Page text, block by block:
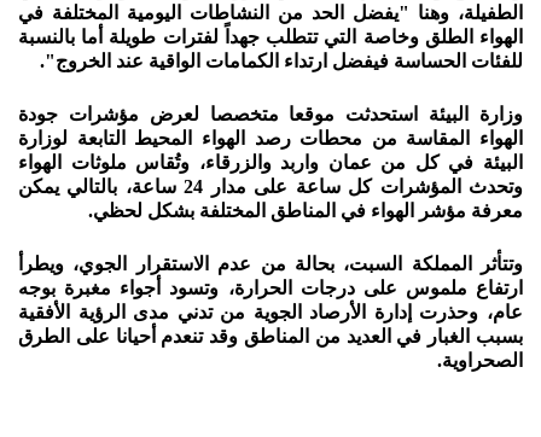
الطفيلة، وهنا "يفضل الحد من النشاطات اليومية المختلفة في
الهواء الطلق وخاصة التي تتطلب جهداً لفترات طويلة أما بالنسبة
للفئات الحساسة فيفضل ارتداء الكمامات الواقية عند الخروج".
وزارة البيئة استحدثت موقعا متخصصا لعرض مؤشرات جودة
الهواء المقاسة من محطات رصد الهواء المحيط التابعة لوزارة
البيئة في كل من عمان واربد والزرقاء، وتُقاس ملوثات الهواء
وتحدث المؤشرات كل ساعة على مدار 24 ساعة، بالتالي يمكن
معرفة مؤشر الهواء في المناطق المختلفة بشكل لحظي.
وتتأثر المملكة السبت، بحالة من عدم الاستقرار الجوي، ويطرأ
ارتفاع ملموس على درجات الحرارة، وتسود أجواء مغبرة بوجه
عام، وحذرت إدارة الأرصاد الجوية من تدني مدى الرؤية الأفقية
بسبب الغبار في العديد من المناطق وقد تنعدم أحيانا على الطرق
الصحراوية.